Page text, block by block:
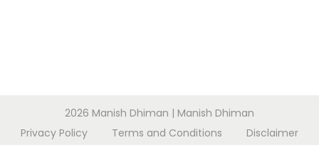
2026 Manish Dhiman | Manish Dhiman
Privacy Policy
Terms and Conditions
Disclaimer